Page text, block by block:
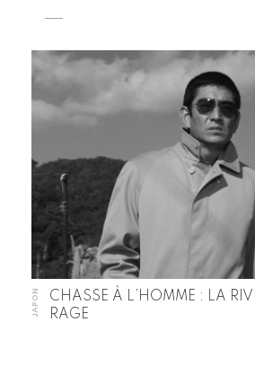
JAPON
CHASSE À L’HOMME : LA
RAGE